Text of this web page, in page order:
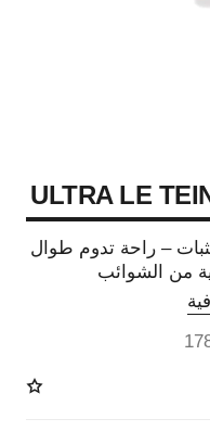
ULTRA LE
– راحة تدوم طوال
من الشوائب